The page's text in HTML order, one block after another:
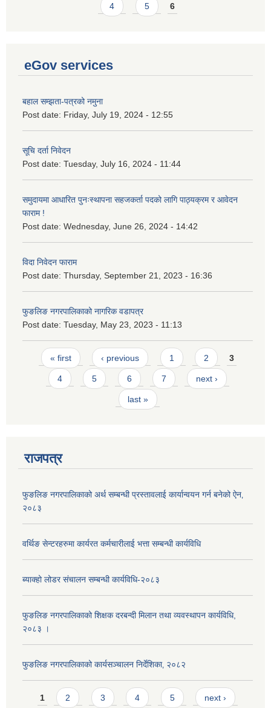
4 5 6
eGov services
बहाल सम्झता-पत्रको नमुना
Post date: Friday, July 19, 2024 - 12:55
सूचि दर्ता निवेदन
Post date: Tuesday, July 16, 2024 - 11:44
समुदायमा आधारित पुनःस्थापना सहजकर्ता पदको लागि पाठ्यक्रम र आवेदन
फाराम !
Post date: Wednesday, June 26, 2024 - 14:42
विदा निवेदन फाराम
Post date: Thursday, September 21, 2023 - 16:36
फुङलिङ नगरपालिकाको नागरिक वडापत्र
Post date: Tuesday, May 23, 2023 - 11:13
Pages
« first ‹ previous 1 2 3
4 5 6 7 next ›
last »
राजपत्र
फुङलिङ नगरपालिकाको अर्थ सम्बन्धी प्रस्तावलाई कार्यान्वयन गर्न बनेको ऐन‚
२०८३
वर्थिङ सेन्टरहरुमा कार्यरत कर्मचारीलाई भत्ता सम्बन्धी कार्यविधि
ब्याक्हो लोडर संचालन सम्बन्धी कार्यविधि-२०८३
फुङलिङ नगरपालिकाको शिक्षक दरबन्दी मिलान तथा व्यवस्थापन कार्यविधि,
२०८३ ।
फुङलिङ नगरपालिकाको कार्यसञ्चालन निर्देशिका‚ २०८२
Pages
1 2 3 4 5 next ›